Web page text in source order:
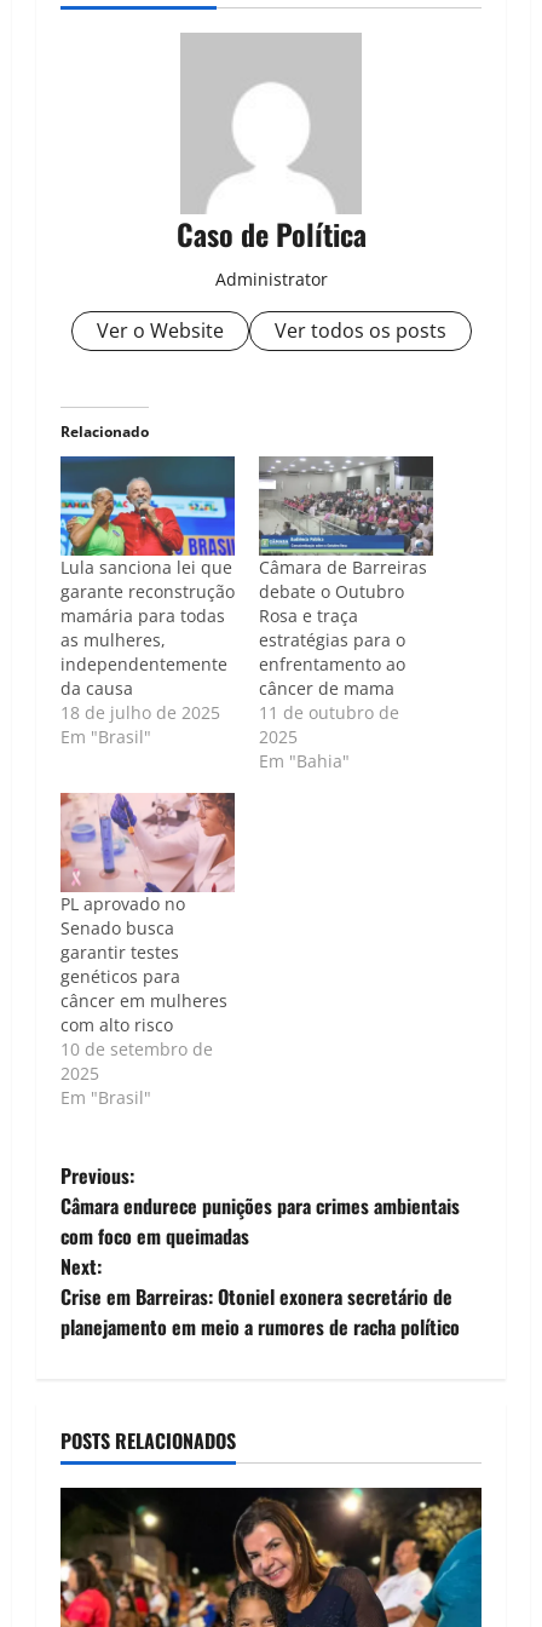
Caso de Política
Administrator
Ver o Website Ver todos os posts
Relacionado
Lula sanciona lei que
garante reconstrução
mamária para todas
as mulheres,
independentemente
da causa
18 de julho de 2025
Em "Brasil"
Câmara de Barreiras
debate o Outubro
Rosa e traça
estratégias para o
enfrentamento ao
câncer de mama
11 de outubro de
2025
Em "Bahia"
PL aprovado no
Senado busca
garantir testes
genéticos para
câncer em mulheres
com alto risco
10 de setembro de
2025
Em "Brasil"
P
o
s
t
a
v
i
g
Previous:
Câmara endurece punições para crimes ambientais
com foco em queimadas
Next:
Crise em Barreiras: Otoniel exonera secretário de
planejamento em meio a rumores de racha político
POSTS RELACIONADOS